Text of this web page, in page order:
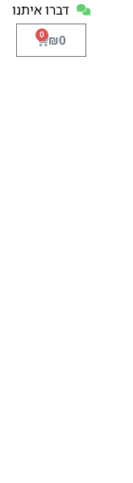
דברו איתנו
₪0
0